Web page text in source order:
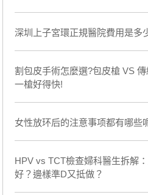
深圳上子宮環正規醫院費用是多
割包皮手術怎麼選?包皮槍 VS
一槍好得快!
女性放环后的注意事项都有哪些
HPV vs TCT檢查婦科醫生拆解
好？邊樣準D又抵做？